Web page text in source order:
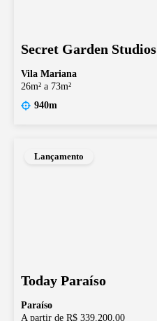
Secret Garden Studios
Vila Mariana
26m² a 73m²
940m
Lançamento
Today Paraíso
Paraíso
A partir de R$ 339.200,00